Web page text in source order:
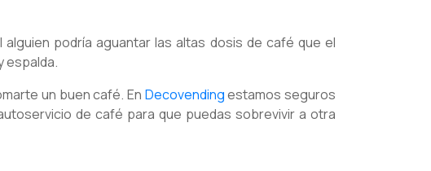
podría aguantar las altas dosis de café que el
espalda.
un buen café. En Decovendingestamos seguros
de café para que puedas sobrevivir a otra